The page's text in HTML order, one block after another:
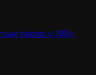
проксі у 190+